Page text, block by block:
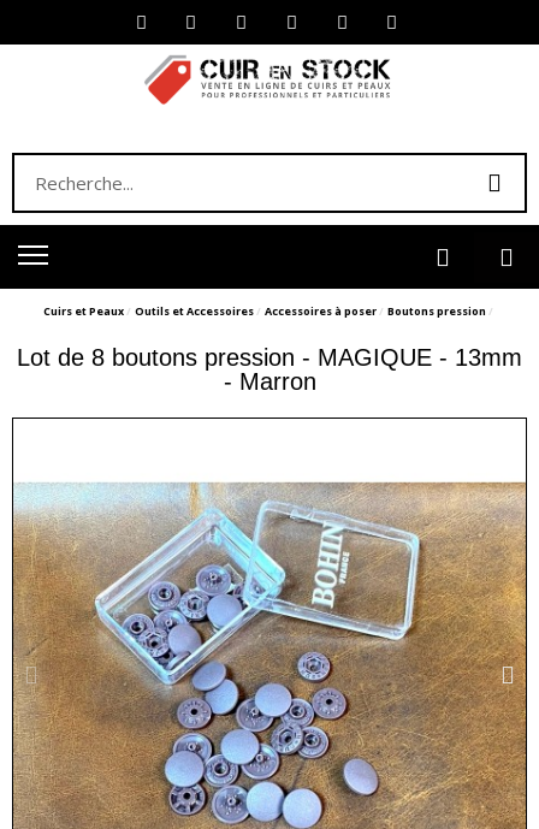
Cuirs et Peaux Outils et Accessoires Accessoires à poser Boutons pression
Lot de 8 boutons pression - MAGIQUE - 13mm
- Marron